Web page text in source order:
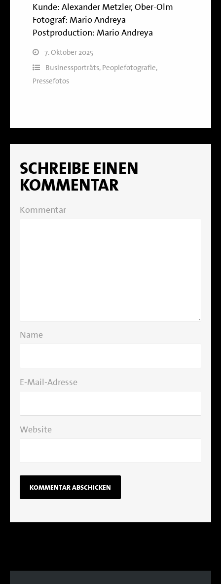
Kunde: Alexander Metzler, Ober-Olm
Fotograf: Mario Andreya
Postproduction: Mario Andreya
7. Oktober 2025
Businessporträts, Peoplefotografie,
Pressefotos
SCHREIBE EINEN
KOMMENTAR
Kommentar
Name
E-Mail-Adresse
Website